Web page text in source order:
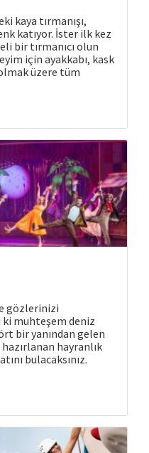
kaya tırmanışı,
katıyor. İster ilk kez
bir tırmanıcı olun
için ayakkabı, kask
üzere tüm
gözlerinizi
muhteşem deniz
bir yanından gelen
hayranlık
bulacaksınız.